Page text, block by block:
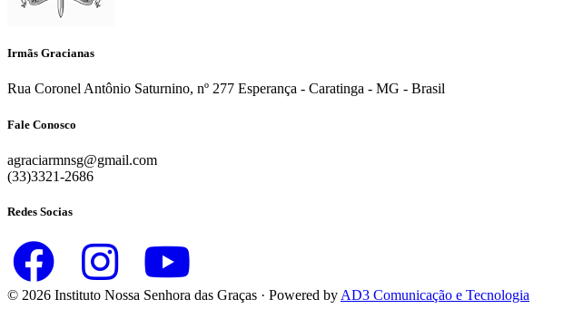
Irmãs Gracianas
Rua Coronel Antônio Saturnino, nº 277 Esperança - Caratinga - MG - Brasil
Fale Conosco
agraciarmnsg@gmail.com
(33)3321-2686
Redes Socias
© 2026 Instituto Nossa Senhora das Graças · Powered by AD3 Comunicação e Tecnologia